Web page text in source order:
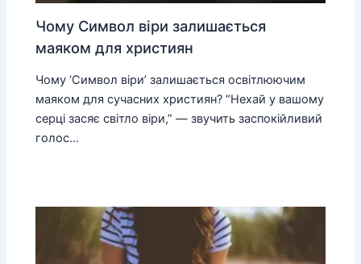
Чому Символ віри залишається
маяком для християн
Чому ‘Символ віри’ залишається освітлюючим
маяком для сучасних християн? “Нехай у вашому
серці засяє світло віри,” — звучить заспокійливий
голос…